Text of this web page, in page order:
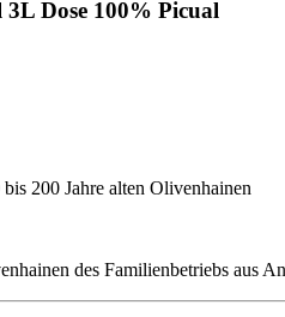
Dose 100% Picual
200 Jahre alten Olivenhainen
des Familienbetriebs aus